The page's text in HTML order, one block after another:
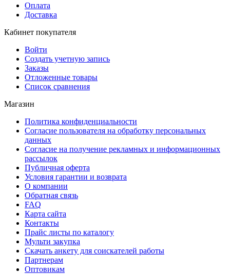
Оплата
Доставка
Кабинет покупателя
Войти
Создать учетную запись
Заказы
Отложенные товары
Список сравнения
Магазин
Политика конфиденциальности
Согласие пользователя на обработку персональных
данных
Согласие на получение рекламных и информационных
рассылок
Публичная оферта
Условия гарантии и возврата
О компании
Обратная связь
FAQ
Карта сайта
Контакты
Прайс листы по каталогу
Мульти закупка
Скачать анкету для соискателей работы
Партнерам
Оптовикам